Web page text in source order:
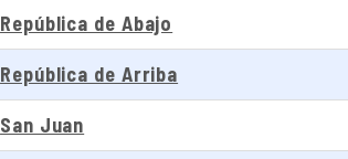
República de Abajo
República de Arriba
San Juan